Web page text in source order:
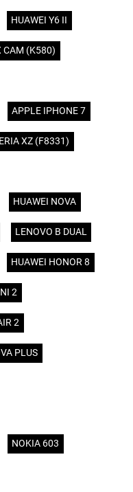
HUAWEI Y6 II
CAM (K580)
APPLE IPHONE 7
XZ (F8331)
HUAWEI NOVA
LENOVO B DUAL
HUAWEI HONOR 8
2
2
PLUS
NOKIA 603